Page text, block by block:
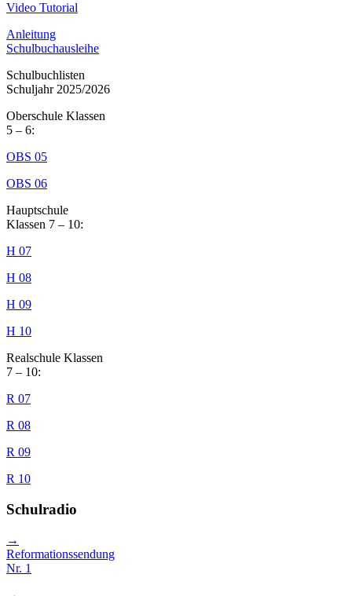
Video Tutorial
Anleitung
Schulbuchausleihe
Schulbuchlisten
Schuljahr 2025/2026
Oberschule Klassen
5 – 6:
OBS 05
OBS 06
Hauptschule
Klassen 7 – 10:
H 07
H 08
H 09
H 10
Realschule Klassen
7 – 10:
R 07
R 08
R 09
R 10
Schulradio
→
Reformationssendung
Nr. 1